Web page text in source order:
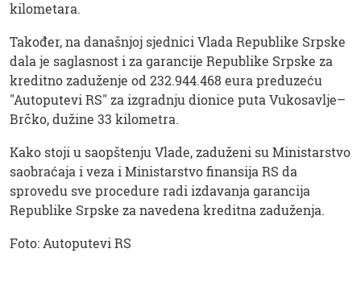
kilometara.
Također, na današnjoj sjednici Vlada Republike Srpske
dala je saglasnost i za garancije Republike Srpske za
kreditno zaduženje od 232.944.468 eura preduzeću
"Autoputevi RS" za izgradnju dionice puta Vukosavlje–
Brčko, dužine 33 kilometra.
Kako stoji u saopštenju Vlade, zaduženi su Ministarstvo
saobraćaja i veza i Ministarstvo finansija RS da
sprovedu sve procedure radi izdavanja garancija
Republike Srpske za navedena kreditna zaduženja.
Foto: Autoputevi RS